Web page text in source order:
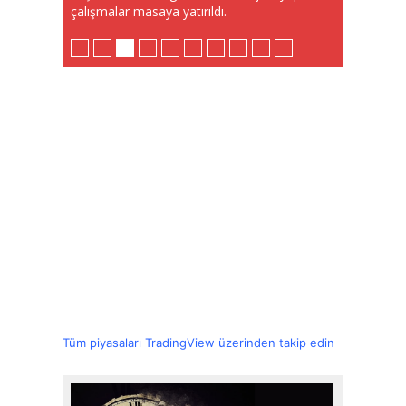
çalışmalar masaya yatırıldı.
Tüm piyasaları TradingView üzerinden takip edin